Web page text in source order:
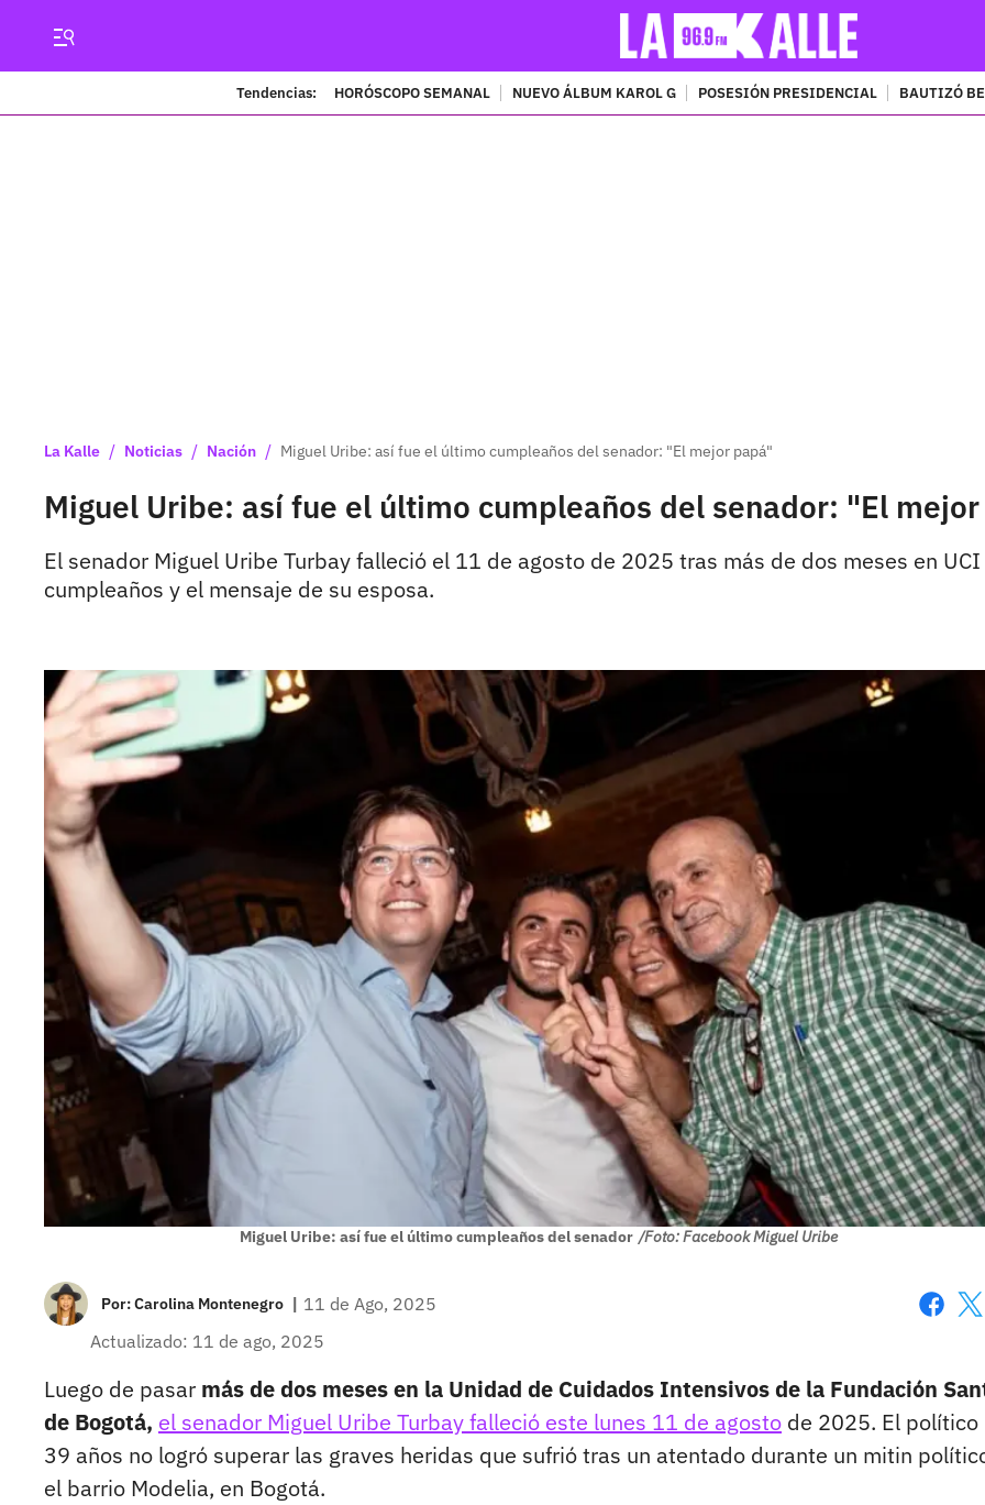
Tendencias: HORÓSCOPO SEMANAL NUEVO ÁLBUM KAROL G POSESIÓN PRESIDENCIAL BAUTIZÓ
La Kalle / Noticias / Nación / Miguel Uribe: así fue el último cumpleaños del senador: "El mejor papá"
Miguel Uribe: así fue el último cumpleaños del senador: "El
El senador Miguel Uribe Turbay falleció el 11 de agosto de 2025 tras más de dos meses en
cumpleaños y el mensaje de su esposa.
Miguel Uribe: así fue el último cumpleaños del senador /Foto: Facebook Miguel Uribe
Por:Carolina Montenegro | 11 de Ago, 2025
Actualizado: 11 de ago, 2025
Luego de pasar más de dos meses en la Unidad de Cuidados Intensivos de la Fundación
de Bogotá, el senador Miguel Uribe Turbay falleció este lunes 11 de agosto de 2025. El político
39 años no logró superar las graves heridas que sufrió tras un atentado durante un mitin
el barrio Modelia, en Bogotá.